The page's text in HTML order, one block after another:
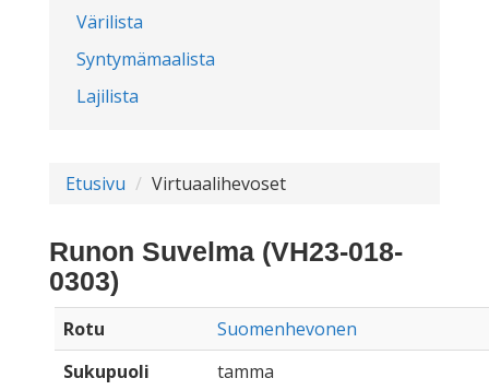
Värilista
Syntymämaalista
Lajilista
Etusivu Virtuaalihevoset
Runon Suvelma (VH23-018-
0303)
Rotu
Suomenhevonen
Sukupuoli
tamma